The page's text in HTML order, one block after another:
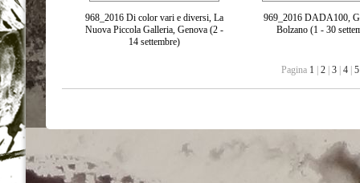
968_2016 Di color vari e diversi, La
Nuova Piccola Galleria, Genova (2 -
14 settembre)
969_2016 DADA100,
Bolzano (1 - 30
Pagina 1 2| 3| 4| 5